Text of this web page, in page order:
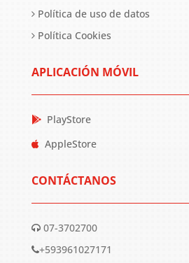
Política de uso de datos
Política Cookies
APLICACIÓN MÓVIL
PlayStore
AppleStore
CONTÁCTANOS
07-3702700
+593961027171